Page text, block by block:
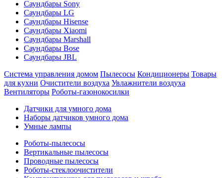
Саундбары Sony
Саундбары LG
Саундбары Hisense
Саундбары Xiaomi
Саундбары Marshall
Саундбары Bose
Саундбары JBL
Система управления домом Пылесосы Кондиционеры Товары
для кухни Очистители воздуха Увлажнители воздуха
Вентиляторы Роботы-газонокосилки
Датчики для умного дома
Наборы датчиков умного дома
Умные лампы
Роботы-пылесосы
Вертикальные пылесосы
Проводные пылесосы
Роботы-стеклоочистители